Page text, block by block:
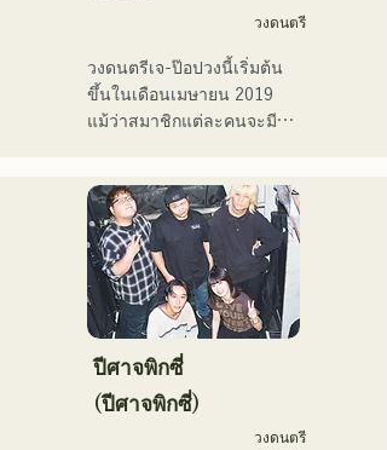
ทำงานในหลากหลายสาขา
อาชีพ รวมถึงการแต่งเพลง
ประกอบโฆษณาทางโทรทัศน์
ทาโร โมริยามะ ในรายการ
"MUSIC FAIR" ทางสถานี
โทรทัศน์ฟูจิทีวี และการ
ปรากฏตัวในละครเพลงร็อก
ตั้งแต่ปี 2017 เธอได้กลับ
มายังฟุกุโอกะ ซึ่งนอกจาก
งานของเธอเองแล้ว เธอยัง
อาชีพ เช่น พิธีกรรายการวิทยุ
วงดนตรี
วงดนตรีเจ-ป๊อปวงนี้เริ่มต้น
ขึ้นในเดือนเมษายน 2019
แม้ว่าสมาชิกแต่ละคนจะมี
แต่พวกเขาก็ตัดสินใจตั้งวง
ใหม่โดยมีเป้าหมายทางดนตรี
ใหม่ เสียงร้องที่ใสสะอาดและ
เนื้อเพลงที่ติดหูของ CHiKa
ประกอบกับท่วงทำนองที่ชวน
ให้คิดถึง ได้รับการสนับสนุน
จากหลากหลายรุ่น บุคลิก
เฉพาะตัวของสมาชิกแต่ละ
คนถูกนำมาใช้ประกอบดนตรี
และเสียงดนตรีที่นุ่มนวลและ
ปีศาจพิกซี่
(ปีศาจพิกซี่)
วงดนตรี